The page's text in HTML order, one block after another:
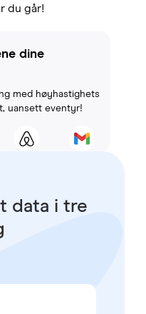
du går!
dine
med høyhastighets
uansett eventyr!
data i tre